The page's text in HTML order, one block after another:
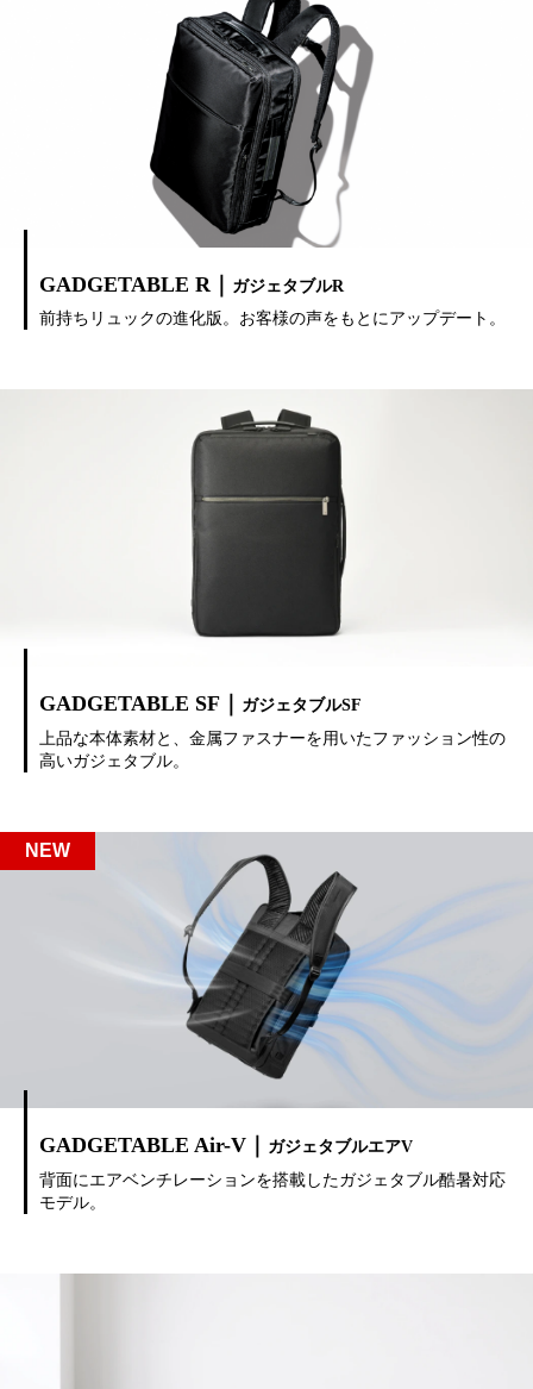
GADGETABLE R｜
ガジェタブルR
前持ちリュックの進化版。お客様の声をもとにアップデート。
GADGETABLE SF｜
ガジェタブルSF
上品な本体素材と、金属ファスナーを用いたファッション性の
高いガジェタブル。
GADGETABLE Air-V｜
ガジェタブルエアV
背面にエアベンチレーションを搭載したガジェタブル酷暑対応
モデル。